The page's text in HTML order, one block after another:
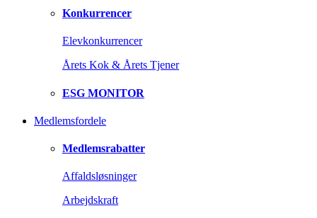
Konkurrencer
Elevkonkurrencer
Årets Kok & Årets Tjener
ESG MONITOR
Medlemsfordele
Medlemsrabatter
Affaldsløsninger
Arbejdskraft